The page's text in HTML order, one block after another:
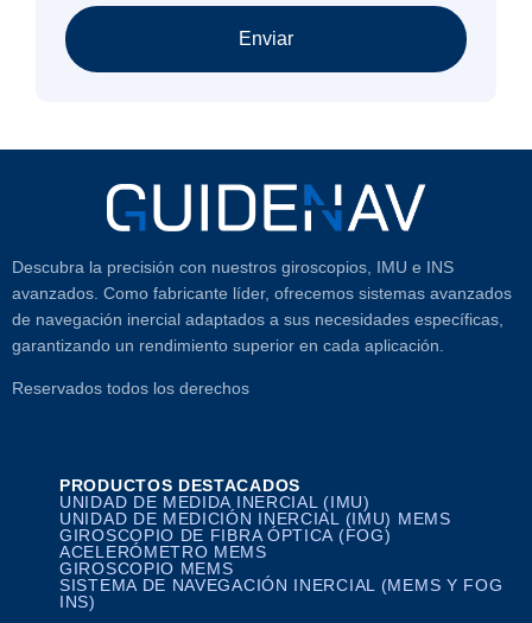
Enviar
Descubra la precisión con nuestros giroscopios, IMU e INS
avanzados. Como fabricante líder, ofrecemos sistemas avanzados
de navegación inercial adaptados a sus necesidades específicas,
garantizando un rendimiento superior en cada aplicación.
Reservados todos los derechos
PRODUCTOS DESTACADOS
UNIDAD DE MEDIDA INERCIAL (IMU)
UNIDAD DE MEDICIÓN INERCIAL (IMU) MEMS
GIROSCOPIO DE FIBRA ÓPTICA (FOG)
ACELERÓMETRO MEMS
GIROSCOPIO MEMS
SISTEMA DE NAVEGACIÓN INERCIAL (MEMS Y FOG
INS)